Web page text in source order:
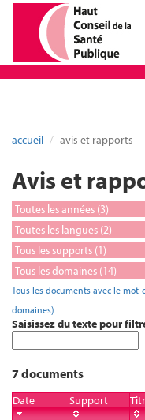
accueil avis et rapports
Avis et
Tous les documents avec le mot-
domaines)
Saisissez du texte pour
7 documents
Date Support